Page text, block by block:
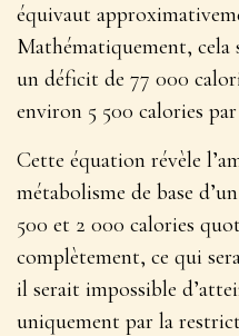
équivaut
Mathématiquement,
un déficit de 77 000
environ 5 500 calories
Cette équation révèle
métabolisme de base
500 et 2 000 calories
complètement, ce qui
il serait impossible
uniquement par la